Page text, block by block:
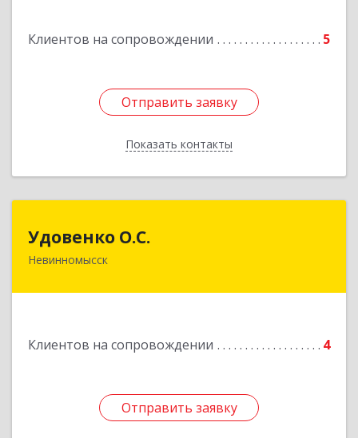
Клиентов на сопровождении 5
Отправить заявку
Показать контакты
Отправить заявку
Назад
Удовенко О.С.
Невинномысск
Клиентов на сопровождении 4
Отправить заявку
357 100, г.Невинномысск, ул.Революцеонная,
Отправить заявку